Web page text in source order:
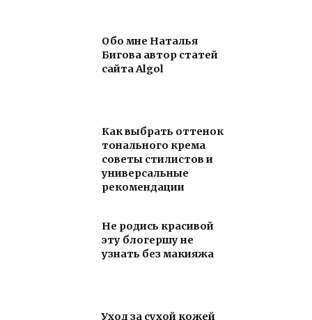
Обо мне Наталья
Бигова автор статей
сайта Algol
Как выбрать оттенок
тонального крема
советы стилистов и
универсальные
рекомендации
Не родись красивой
эту блогершу не
узнать без макияжа
Уход за сухой кожей